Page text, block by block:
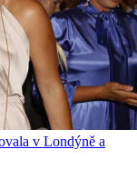
v Londýně a